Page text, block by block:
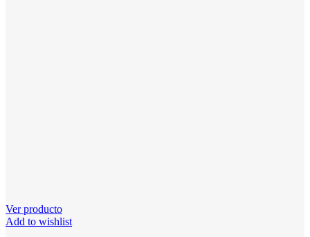
Ver producto
Add to wishlist